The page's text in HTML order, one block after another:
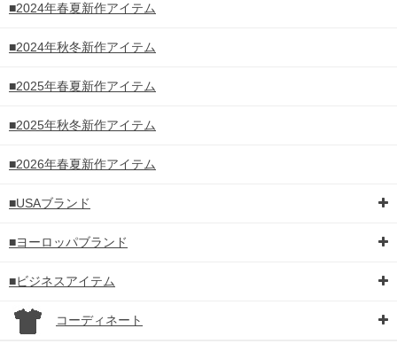
■2024年春夏新作アイテム
■2024年秋冬新作アイテム
■2025年春夏新作アイテム
■2025年秋冬新作アイテム
■2026年春夏新作アイテム
■USAブランド
■ヨーロッパブランド
■ビジネスアイテム
コーディネート